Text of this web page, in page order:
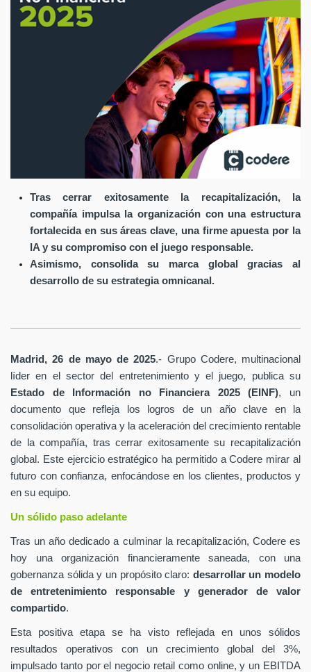
Tras cerrar exitosamente la recapitalización, la
compañía impulsa la organización con una estructura
fortalecida en sus áreas clave, una firme apuesta por la
IA y su compromiso con el juego responsable.
Asimismo, consolida su marca global gracias al
desarrollo de su estrategia omnicanal.
Madrid, 26 de mayo de 2025.- Grupo Codere, multinacional
líder en el sector del entretenimiento y el juego, publica su
Estado de Información no Financiera 2025 (EINF), un
documento que refleja los logros de un año clave en la
consolidación operativa y la aceleración del crecimiento rentable
de la compañía, tras cerrar exitosamente su recapitalización
global. Este ejercicio estratégico ha permitido a Codere mirar al
futuro con confianza, enfocándose en los clientes, productos y
en su equipo.
Un sólido paso adelante
Tras un año dedicado a culminar la recapitalización, Codere es
hoy una organización financieramente saneada, con una
gobernanza sólida y un propósito claro: desarrollar un modelo
de entretenimiento responsable y generador de valor
compartido.
Esta positiva etapa se ha visto reflejada en unos sólidos
resultados operativos con un crecimiento global del 3%,
impulsado tanto por el negocio retail como online, y un EBITDA